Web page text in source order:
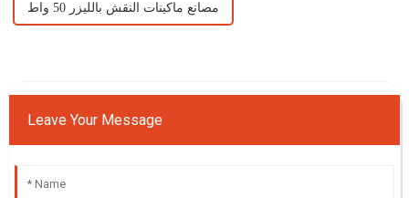
مصانع ماكينات النقش بالليزر 50 واط
Leave Your Message